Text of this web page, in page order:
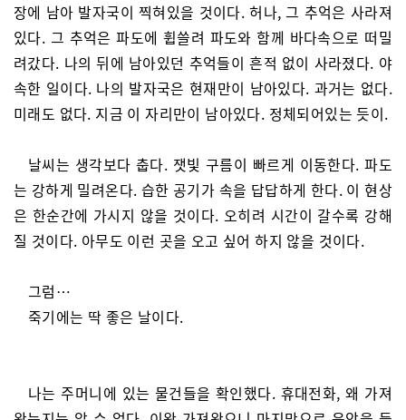
장에 남아 발자국이 찍혀있을 것이다. 허나, 그 추억은 사라져
있다. 그 추억은 파도에 휩쓸려 파도와 함께 바다속으로 떠밀
려갔다. 나의 뒤에 남아있던 추억들이 흔적 없이 사라졌다. 야
속한 일이다. 나의 발자국은 현재만이 남아있다. 과거는 없다.
미래도 없다. 지금 이 자리만이 남아있다. 정체되어있는 듯이.
날씨는 생각보다 춥다. 잿빛 구름이 빠르게 이동한다. 파도
는 강하게 밀려온다. 습한 공기가 속을 답답하게 한다. 이 현상
은 한순간에 가시지 않을 것이다. 오히려 시간이 갈수록 강해
질 것이다. 아무도 이런 곳을 오고 싶어 하지 않을 것이다.
그럼…
죽기에는 딱 좋은 날이다.
나는 주머니에 있는 물건들을 확인했다. 휴대전화, 왜 가져